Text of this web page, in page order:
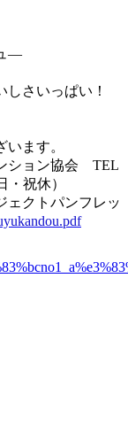
―
さいっぱい！
ます。
ション協会 TEL
・祝休）
ェクトパンフレッ